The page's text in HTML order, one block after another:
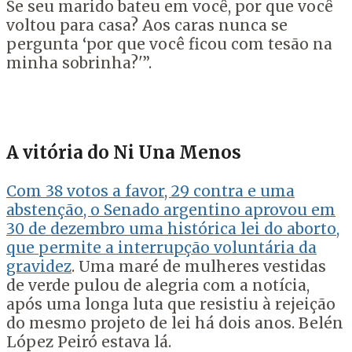
Se seu marido bateu em você, por que você
voltou para casa? Aos caras nunca se
pergunta ‘por que você ficou com tesão na
minha sobrinha?'”.
A vitória do Ni Una Menos
Com 38 votos a favor, 29 contra e uma
abstenção, o Senado argentino aprovou em
30 de dezembro uma histórica lei do aborto,
que permite a interrupção voluntária da
gravidez. Uma maré de mulheres vestidas
de verde pulou de alegria com a notícia,
após uma longa luta que resistiu à rejeição
do mesmo projeto de lei há dois anos. Belén
López Peiró estava lá.